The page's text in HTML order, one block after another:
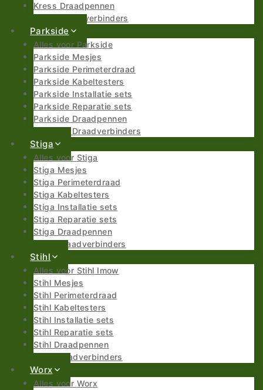
Kress Draadpennen
Kress Draadverbinders
Parkside
Alles voor Parkside
Parkside Mesjes
Parkside Perimeterdraad
Parkside Kabeltesters
Parkside Installatie sets
Parkside Reparatie sets
Parkside Draadpennen
Parkside Draadverbinders
Stiga
Alles voor Stiga
Stiga Mesjes
Stiga Perimeterdraad
Stiga Kabeltesters
Stiga Installatie sets
Stiga Reparatie sets
Stiga Draadpennen
Stiga Draadverbinders
Stihl
Alles voor Stihl Imow
Stihl Mesjes
Stihl Perimeterdraad
Stihl Kabeltesters
Stihl Installatie sets
Stihl Reparatie sets
Stihl Draadpennen
Stihl Draadverbinders
Worx
Alles voor Worx